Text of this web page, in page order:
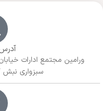
ورامین مجتمع ادارات
سبزواری